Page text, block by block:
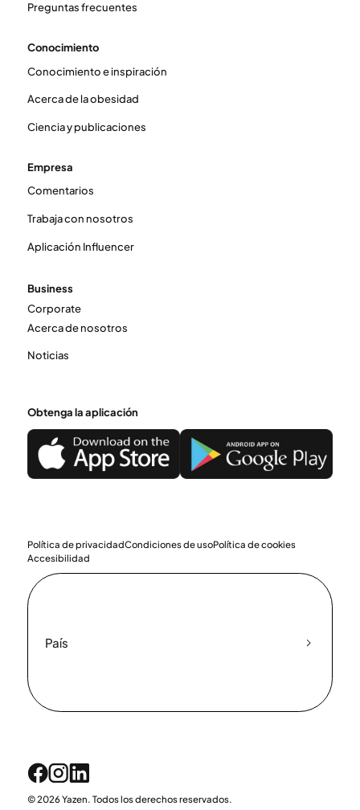
Preguntas frecuentes
Conocimiento
Conocimiento e inspiración
Acerca de la obesidad
Ciencia y publicaciones
Empresa
Comentarios
Trabaja con nosotros
Aplicación Influencer
Business
Corporate
Acerca de nosotros
Noticias
Obtenga la aplicación
Política de privacidadCondiciones de usoPolítica de cookies
Accesibilidad
País
© 2026 Yazen. Todos los derechos reservados.